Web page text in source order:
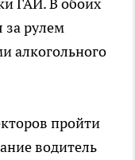
за рулем
алкогольного
пройти
водитель